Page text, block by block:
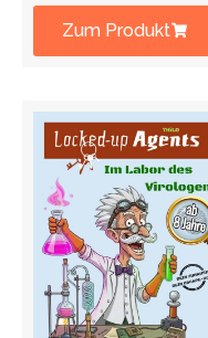
Zum Produkt